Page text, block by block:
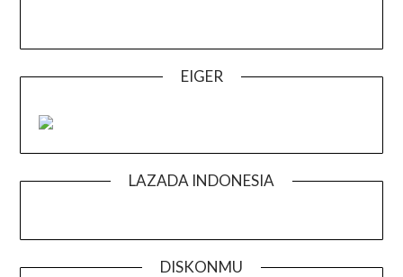
EIGER
LAZADA INDONESIA
DISKONMU